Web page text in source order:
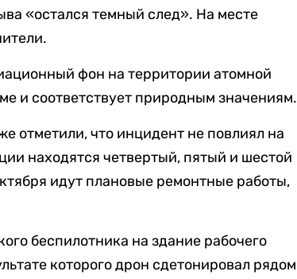
«остался темный след». На месте
фон на территории атомной
и соответствует природным значениям.
отметили, что инцидент не повлиял на
находятся четвертый, пятый и шестой
идут плановые ремонтные работы,
беспилотника на здание рабочего
которого дрон сдетонировал рядом